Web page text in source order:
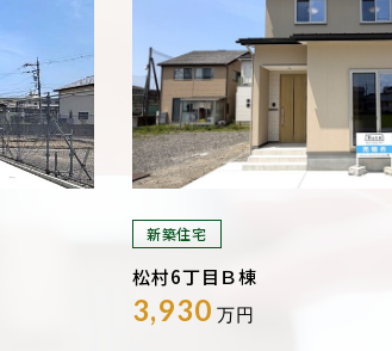
新築住宅
松村6丁目Ｂ棟
3,930 万円